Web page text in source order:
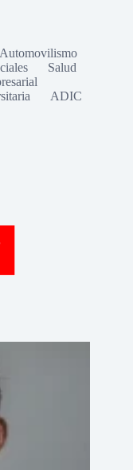
Automovilismo
Salud
ADIC